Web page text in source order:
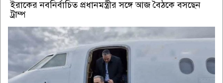
ইরাকের নবনির্বাচিত প্রধানমন্ত্রীর সঙ্গে আজ বৈঠকে বসছেন
ট্রাম্প